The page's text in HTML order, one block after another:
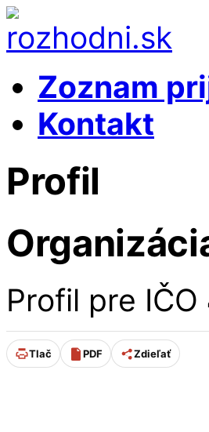
Zoznam
Kontakt
Profil
Profil pre IČO
Tlač PDF Zdieľať